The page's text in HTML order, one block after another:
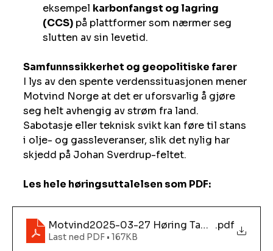
eksempel karbonfangst og lagring
(CCS) på plattformer som nærmer seg
slutten av sin levetid.
Samfunnssikkerhet og geopolitiske farer
I lys av den spente verdenssituasjonen mener
Motvind Norge at det er uforsvarlig å gjøre
seg helt avhengig av strøm fra land.
Sabotasje eller teknisk svikt kan føre til stans
i olje- og gassleveranser, slik det nylig har
skjedd på Johan Sverdrup-feltet.
Les hele høringsuttalelsen som PDF:
Motvind2025-03-27 Høring Tampen.pdf
Last ned PDF • 167KB